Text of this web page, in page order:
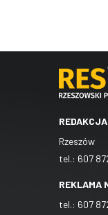
Rzeszów
tel.: 607
REKLAMA
tel.: 607